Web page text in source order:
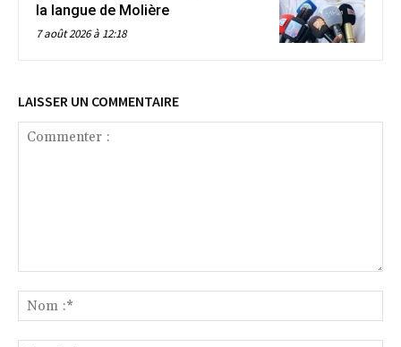
la langue de Molière
7 août 2026 à 12:18
LAISSER UN COMMENTAIRE
:*